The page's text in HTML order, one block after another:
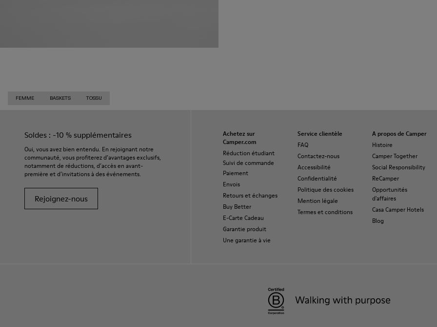
FEMME BASKETS TOSSU
Soldes : -10 % supplémentaires
Oui, vous avez bien entendu. En rejoignant notre
communauté, vous profiterez d’avantages exclusifs,
notamment de réductions, d’accès en avant-
première et d’invitations à des événements.
Rejoignez-nous
Achetez sur
Camper.com
Réduction étudiant
Suivi de commande
Paiement
Envois
Retours et échanges
Buy Better
E-Carte Cadeau
Garantie produit
Une garantie à vie
Service clientèle
FAQ
Contactez-nous
Accessibilité
Confidentialité
Politique des cookies
Mention légale
Termes et conditions
A propos de Camper
Histoire
Camper Together
Social Responsibility
ReCamper
Opportunités
d'affaires
Casa Camper Hotels
Blog